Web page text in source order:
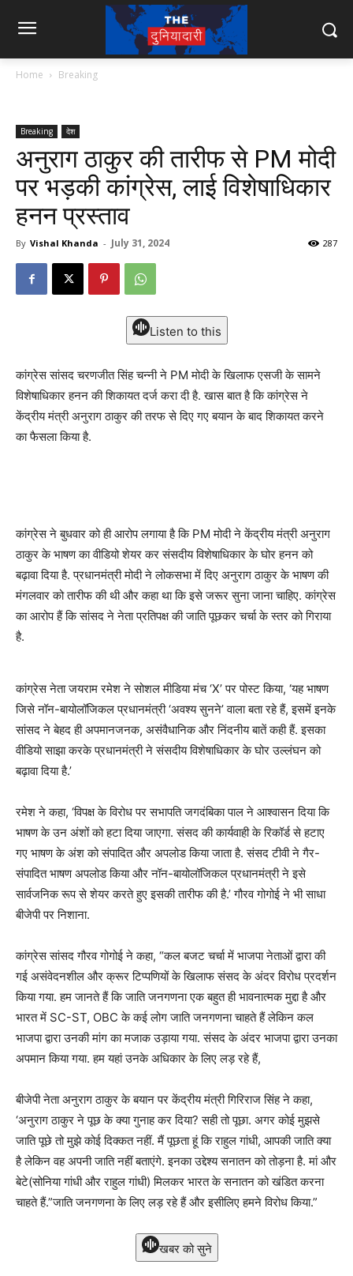
Home Breaking
Breaking देश
अनुराग ठाकुर की तारीफ से PM मोदी
पर भड़की कांग्रेस, लाई विशेषाधिकार
हनन प्रस्ताव
By Vishal Khanda - July 31, 2024 287
Listen to this
कांग्रेस सांसद चरणजीत सिंह चन्नी ने PM मोदी के खिलाफ एसजी के सामने
विशेषाधिकार हनन की शिकायत दर्ज करा दी है. खास बात है कि कांग्रेस ने
केंद्रीय मंत्री अनुराग ठाकुर की तरफ से दिए गए बयान के बाद शिकायत करने
का फैसला किया है.
कांग्रेस ने बुधवार को ही आरोप लगाया है कि PM मोदी ने केंद्रीय मंत्री अनुराग
ठाकुर के भाषण का वीडियो शेयर कर संसदीय विशेषाधिकार के घोर हनन को
बढ़ावा दिया है. प्रधानमंत्री मोदी ने लोकसभा में दिए अनुराग ठाकुर के भाषण की
मंगलवार को तारीफ की थी और कहा था कि इसे जरूर सुना जाना चाहिए. कांग्रेस
का आरोप हैं कि सांसद ने नेता प्रतिपक्ष की जाति पूछकर चर्चा के स्तर को गिराया
है.
कांग्रेस नेता जयराम रमेश ने सोशल मीडिया मंच ‘X’ पर पोस्ट किया, ‘यह भाषण
जिसे नॉन-बायोलॉजिकल प्रधानमंत्री ‘अवश्य सुनने’ वाला बता रहे हैं, इसमें इनके
सांसद ने बेहद ही अपमानजनक, असंवैधानिक और निंदनीय बातें कही हैं. इसका
वीडियो साझा करके प्रधानमंत्री ने संसदीय विशेषाधिकार के घोर उल्लंघन को
बढ़ावा दिया है.’
रमेश ने कहा, ‘विपक्ष के विरोध पर सभापति जगदंबिका पाल ने आश्वासन दिया कि
भाषण के उन अंशों को हटा दिया जाएगा. संसद की कार्यवाही के रिकॉर्ड से हटाए
गए भाषण के अंश को संपादित और अपलोड किया जाता है. संसद टीवी ने गैर-
संपादित भाषण अपलोड किया और नॉन-बायोलॉजिकल प्रधानमंत्री ने इसे
सार्वजनिक रूप से शेयर करते हुए इसकी तारीफ की है.’ गौरव गोगोई ने भी साधा
बीजेपी पर निशाना.
कांग्रेस सांसद गौरव गोगोई ने कहा, “कल बजट चर्चा में भाजपा नेताओं द्वारा की
गई असंवेदनशील और क्रूर टिप्पणियों के खिलाफ संसद के अंदर विरोध प्रदर्शन
किया गया. हम जानते हैं कि जाति जनगणना एक बहुत ही भावनात्मक मुद्दा है और
भारत में SC-ST, OBC के कई लोग जाति जनगणना चाहते हैं लेकिन कल
भाजपा द्वारा उनकी मांग का मजाक उड़ाया गया. संसद के अंदर भाजपा द्वारा उनका
अपमान किया गया. हम यहां उनके अधिकार के लिए लड़ रहे हैं,
बीजेपी नेता अनुराग ठाकुर के बयान पर केंद्रीय मंत्री गिरिराज सिंह ने कहा,
‘अनुराग ठाकुर ने पूछ के क्या गुनाह कर दिया? सही तो पूछा. अगर कोई मुझसे
जाति पूछे तो मुझे कोई दिक्कत नहीं. मैं पूछता हूं कि राहुल गांधी, आपकी जाति क्या
है लेकिन वह अपनी जाति नहीं बताएंगे. इनका उद्देश्य सनातन को तोड़ना है. मां और
बेटे(सोनिया गांधी और राहुल गांधी) मिलकर भारत के सनातन को खंडित करना
चाहते हैं.”जाति जनगणना के लिए लड़ रहे हैं और इसीलिए हमने विरोध किया.”
खबर को सुने